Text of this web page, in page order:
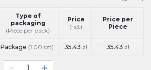
Type of
packaging
(Piece per pack)
Price
(net)
Price per
Piece
Package (1.00 szt) 35.43 zł 35.43 zł